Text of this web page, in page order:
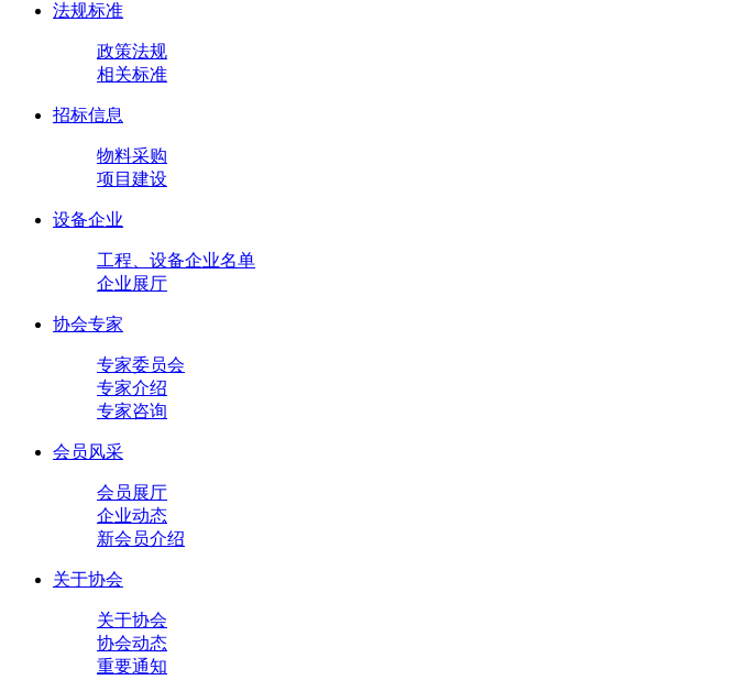
法规标准
政策法规
相关标准
招标信息
物料采购
项目建设
设备企业
工程、设备企业名单
企业展厅
协会专家
专家委员会
专家介绍
专家咨询
会员风采
会员展厅
企业动态
新会员介绍
关于协会
关于协会
协会动态
重要通知